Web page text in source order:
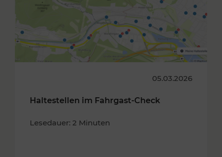
05.03.2026
Haltestellen im Fahrgast-Check
Lesedauer: 2 Minuten